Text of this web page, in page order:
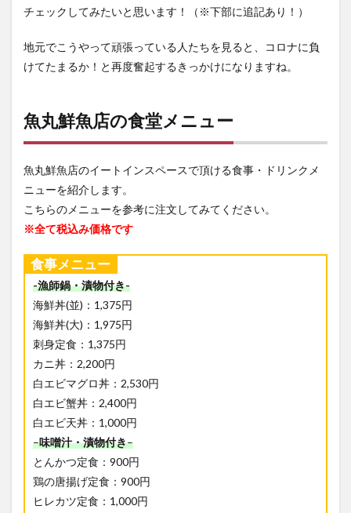
チェックしてみたいと思います！（※下部に追記あり！）
地元でこうやって頑張っている人たちを見ると、コロナに負
けてたまるか！と再度奮起するきっかけになりますね。
魚丸鮮魚店の食堂メニュー
魚丸鮮魚店のイートインスペースで頂ける食事・ドリンクメ
ニューを紹介します。
こちらのメニューを参考に注文してみてください。
※全て税込み価格です
食事メニュー
-漁師鍋・漬物付き-
海鮮丼(並)：1,375円
海鮮丼(大)：1,975円
刺身定食：1,375円
カニ丼：2,200円
白エビマグロ丼：2,530円
白エビ蟹丼：2,400円
白エビ天丼：1,000円
–味噌汁・漬物付き–
とんかつ定食：900円
鶏の唐揚げ定食：900円
ヒレカツ定食：1,000円